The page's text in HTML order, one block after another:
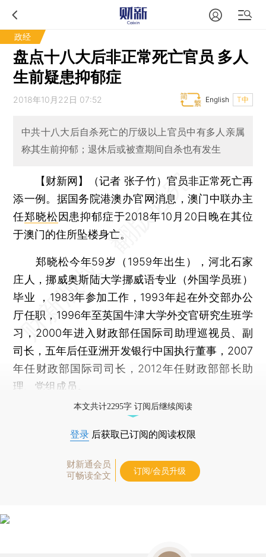
政经
盘点十八大后非正常死亡官员 多人
生前疑患抑郁症
2018年10月22日 07:52 T中
English
中共十八大后自杀死亡的厅级以上官员中有多人亲属
称其生前抑郁；退休后或被查期间自杀也有发生
【财新网】（记者 张子竹） 官员非正常死亡再
添一例。据国务院港澳办官网消息，澳门中联办主
任郑晓松因患抑郁症于2018年10月20日晚在其位
于澳门的住所坠楼身亡。
郑晓松今年59岁（1959年出生），河北石家
庄人，挪威奥斯陆大学挪威语专业（外国学员班）
毕业 ，1983年参加工作，1993年起在外交部办公
厅任职，1996年至英国牛津大学外交官研究生班学
习，2000年进入财政部任国际司助理巡视员、副
司长，五年后任亚洲开发银行中国执行董事，2007
年任财政部国际司司长，2012年任财政部部长助
理、党组成员。
本文共计2295字 订阅后继续阅读
登录 后获取已订阅的阅读权限
财新通会员
可畅读全文
订阅/会员升级